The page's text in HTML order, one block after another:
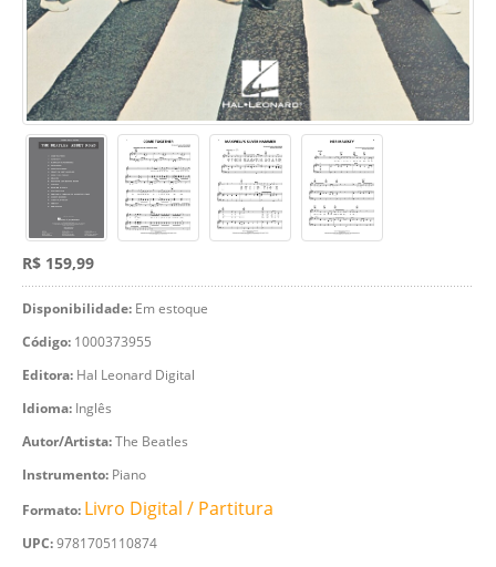
R$ 159,99
Disponibilidade: Em estoque
Código: 1000373955
Editora: Hal Leonard Digital
Idioma: Inglês
Autor/Artista:The Beatles
Instrumento: Piano
Formato: Livro Digital / Partitura
UPC:9781705110874